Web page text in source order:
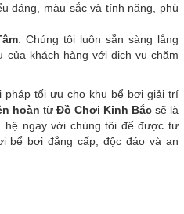
dáng, màu sắc và tính năng, phù
: Chúng tôi luôn sẵn sàng lắng
của khách hàng với dịch vụ chăm
pháp tối ưu cho khu bể bơi giải trí
hoàn từ Đồ Chơi Kinh Bắc sẽ là
hệ ngay với chúng tôi để được tư
bể bơi đẳng cấp, độc đáo và an